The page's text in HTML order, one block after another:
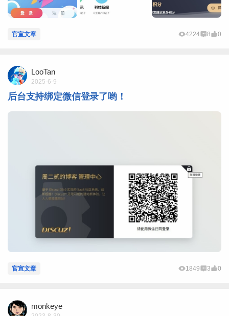
官宣文章 4224 8 0
LooTan
2025-6-9
后台支持绑定微信登录了哟！
官宣文章 1849 3 0
monkeye